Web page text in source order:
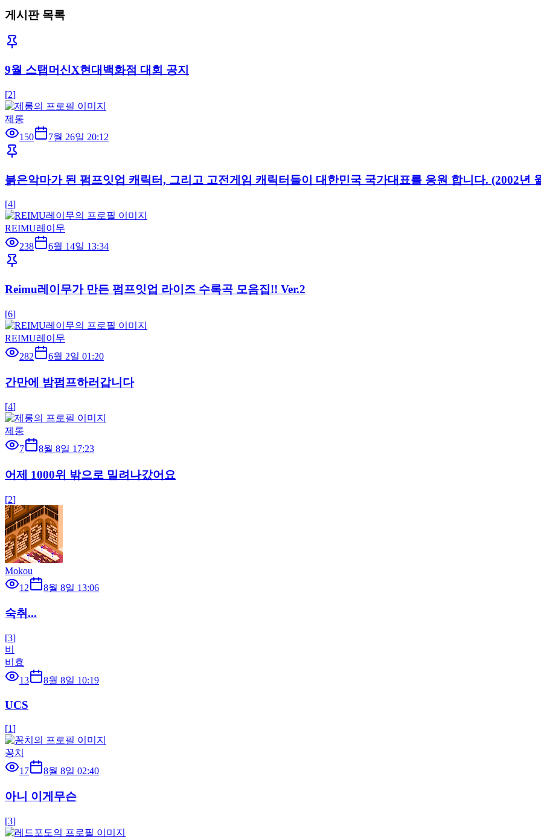
게시판 목록
9월 스탭머신X현대백화점 대회 공지
[2]
제롱
150
7월 26일 20:12
붉은악마가 된 펌프잇업 캐릭터, 그리고 고전게임 캐릭터들이 대한민국 국가대표를 응원 합니다. (2002년
[4]
REIMU레이무
238
6월 14일 13:34
Reimu레이무가 만든 펌프잇업 라이즈 수록곡 모음집!! Ver.2
[6]
REIMU레이무
282
6월 2일 01:20
간만에 밤펌프하러갑니다
[4]
제롱
7
8월 8일 17:23
어제 1000위 밖으로 밀려나갔어요
[2]
Mokou
12
8월 8일 13:06
숙취...
[3]
비
비효
13
8월 8일 10:19
UCS
[1]
꽁치
17
8월 8일 02:40
아니 이게무슨
[3]